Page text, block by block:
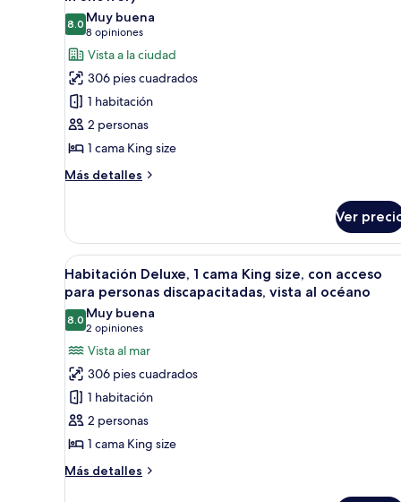
vista
al
océano
las
fotos
de
Habitación,
cama
King
size,
vista
ciudad
(Roll-
in
Shower)
8.08.0 de 10
Muy buena
8 opiniones
(8
opiniones)
Vista a la ciudad
306 pies cuadrados
1 habitación
2 personas
1 cama King size
Más detalles
Más
1
cama
King
size,
vista
a
la
ciudad
(Roll-
in
Shower)
Ver
Abrir
todas
las
fotos
de
Habitación
Deluxe,
cama
King
size,
Habitación de hotel con una
7
Habitación Deluxe, 1 cama King size, con acceso
para personas discapacitadas, vista al océano
8.08.0 de 10
Muy buena
2 opiniones
(2
opiniones)
Vista al mar
306 pies cuadrados
1 habitación
2 personas
1 cama King size
Más detalles
Más